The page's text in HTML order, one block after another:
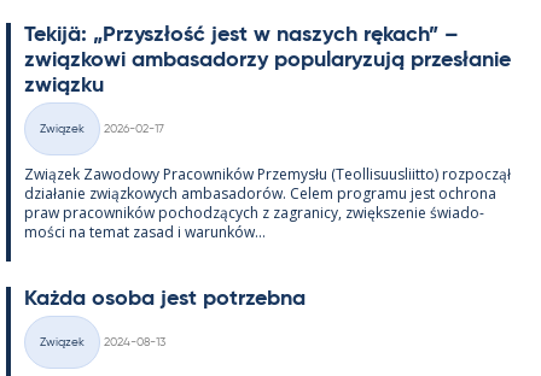
Te­kijä: „Przyszłość jest w naszych rę­kach” –
związ­kowi am­ba­sa­dorzy po­pu­la­ryzują przesła­nie
związku
Kategorie
Związek
2026-02-17
Związek Zawo­dowy Pracow­ników Prze­mysłu (Teol­li­suus­liitto) roz­począł
działa­nie związ­kowych am­ba­sa­dorów. Ce­lem pro­gramu jest ochrona
praw pracow­ników poc­hodzących z za­gra­nicy, zwiększe­nie świa­do­
mości na te­mat za­sad i wa­runków...
Każda osoba jest potrzebna
Kategorie
Związek
2024-08-13